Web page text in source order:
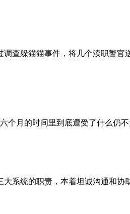
查躲猫猫事件，将几个渎职警
个月的时间里到底遭受了什么仍
系统的职责，本着坦诚沟通和